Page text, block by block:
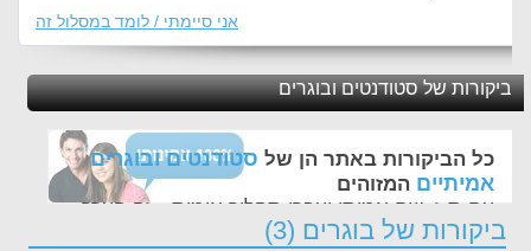
אני סיימתי / לומד במסלול זה
ביקורות של סטודנטים ובוגרים
כל הביקורות באתר הן של סטודנטים ובוגרים
אמיתיים המזוהים
עם ת.ז, שם אמיתי ועברו תהליך אימות - זה הערך
החשוב לנו ביותר באתר
ביקורות של בוגרים (3)